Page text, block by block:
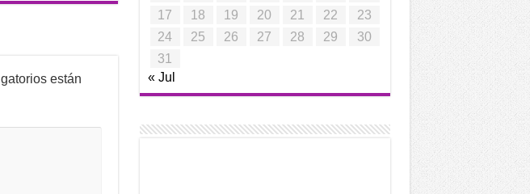
están
17
18 19 20 21 22
23
24
25 26 27 28 29
30
31
« Jul